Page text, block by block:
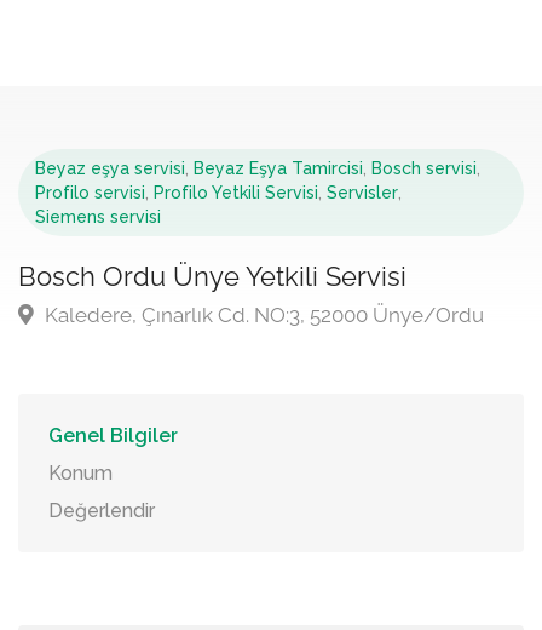
Beyaz eşya servisi Beyaz Eşya Tamircisi Bosch servisi
Profilo servisi
Profilo Yetkili Servisi Servisler
Siemens servisi
Bosch Ordu Ünye Yetkili Servisi
Kaledere, Çınarlık Cd. NO:3, 52000 Ünye/Ordu
Genel Bilgiler
Konum
Değerlendir